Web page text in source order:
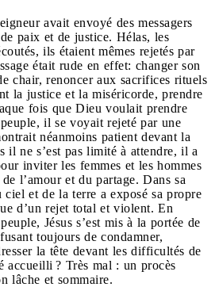
avait envoyé des messagers
paix et de justice. Hélas, les
ils étaient mêmes rejetés par
était rude en effet: changer son
chair, renoncer aux sacrifices rituels
la justice et la miséricorde, prendre
fois que Dieu voulait prendre
il se voyait rejeté par une
néanmoins patient devant la
il ne s’est pas limité à attendre, il a
inviter les femmes et les hommes
l’amour et du partage. Dans sa
ciel et de la terre a exposé sa propre
d’un rejet total et violent. En
Jésus s’est mis à la portée de
toujours de condamner,
la tête devant les difficultés de
accueilli ? Très mal : un procès
lâche et sommaire.